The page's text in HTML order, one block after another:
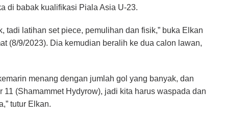
di babak kualifikasi Piala Asia U-23.
tadi latihan set piece, pemulihan dan fisik,” buka Elkan
(8/9/2023). Dia kemudian beralih ke dua calon lawan,
menang dengan jumlah gol yang banyak, dan
(Shamammet Hydyrow), jadi kita harus waspada dan
tutur Elkan.